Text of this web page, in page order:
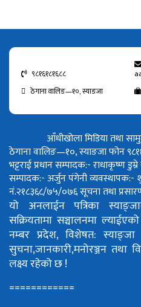
९८१६१८१६८८
ठेगाना वालिङ—१०, स्याङजा
आँधीखोला मिडिया तथा
ठेगाना वालिङ—१०, स्याङजा फोन
भट्टराईप्रधान सम्पादक:- राधाकृष्ण डुम्रे
सम्पादक:- अर्जुन पंगेनीव्यवस्थापक:-
नं.२१८३६८/७५/०७६सूचना तथा
यो अनलाईन पत्रिका
सक्रियतामा सञ्चालनमा
नम्बर प्रदेश, विशेषत:
सुचना,जानकारी,मनोरञ्जन तथा
लक्ष्य रहेको छ !
============